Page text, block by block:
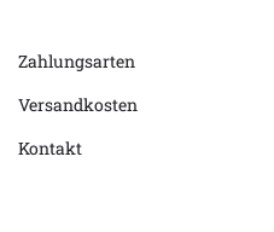
Zahlungsarten
Versandkosten
Kontakt